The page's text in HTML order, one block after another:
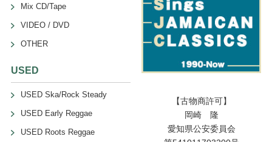
Mix CD/Tape
VIDEO / DVD
OTHER
USED
USED Ska/Rock Steady
USED Early Reggae
USED Roots Reggae
【古物商許可】
岡崎 隆
愛知県公安委員会